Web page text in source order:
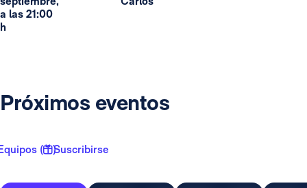
a las 21:00
h
Próximos eventos
( 1 )Suscribirse